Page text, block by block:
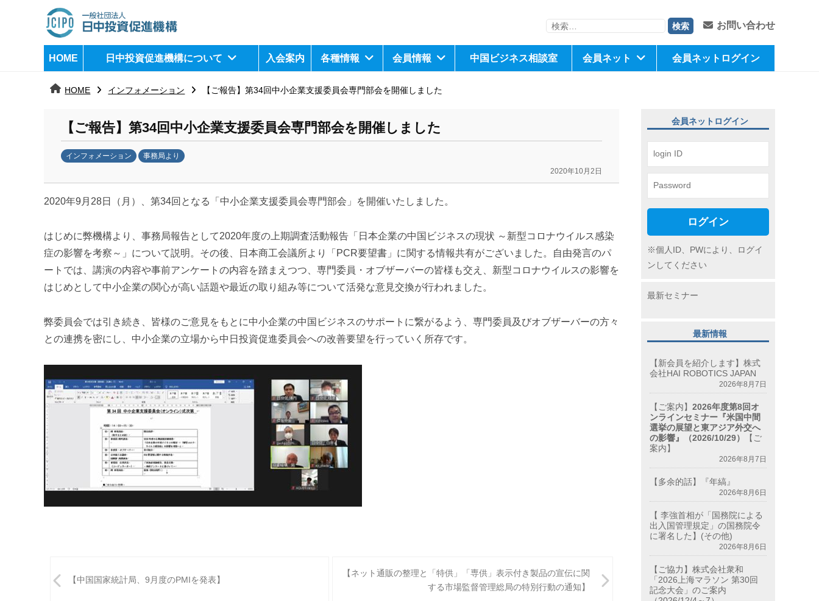
日
中
進
機
構
j
検
お問い合わせ
HOME 日中投資促進機構について 入会案内 各種情報 会員情報 中国ビジネス相談室 会員ネット 会員ネットログイン
HOME インフォメーション 【ご報告】第34回中小企業支援委員会専門部会を開催しました
【ご報告】第34回中小企業支援委員会専門部会を開催しました
インフォメーション 事務局より
2020年10月2日
k
n
a
i
2020年9月28日（月）、第34回となる「中小企業支援委員会専門部会」を開催いたしました。
はじめに弊機構より、事務局報告として2020年度の上期調査活動報告「日本企業の中国ビジネスの現状 ～新型コロナウイルス感染
症の影響を考察～」について説明。その後、日本商工会議所より「PCR要望書」に関する情報共有がございました。自由発言のパ
ートでは、講演の内容や事前アンケートの内容を踏まえつつ、専門委員・オブザーバーの皆様も交え、新型コロナウイルスの影響を
はじめとして中小企業の関心が高い話題や最近の取り組み等について活発な意見交換が行われました。
弊委員会では引き続き、皆様のご意見をもとに中小企業の中国ビジネスのサポートに繋がるよう、専門委員及びオブザーバーの方々
との連携を密にし、中小企業の立場から中日投資促進委員会への改善要望を行っていく所存です。
稿
【中国国家統計局、9月度のPMIを発表】
【ネット通販の整理と「特供」「専供」表示付き製品の宣伝に関
する市場監督管理総局の特別行動の通知】
会員ネットログイン
ログイン
※個人ID、PWにより、ログイ
ンしてください
最新セミナー
最新情報
【新会員を紹介します】株式
会社HAI ROBOTICS JAPAN
2026年8月7日
【ご案内】2026年度第8回オ
ンラインセミナー『米国中間
選挙の展望と東アジア外交へ
の影響』（2026/10/29）
【ご
案内】
2026年8月7日
【多余的話】『年縞』
2026年8月6日
【 李強首相が「国務院による
出入国管理規定」の国務院令
に署名した】(その他)
2026年8月6日
【ご協力】株式会社衆和
「2026上海マラソン 第30回
記念大会」のご案内